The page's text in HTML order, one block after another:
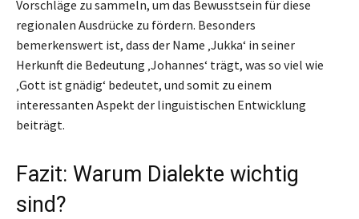
Vorschläge zu sammeln, um das Bewusstsein für diese
regionalen Ausdrücke zu fördern. Besonders
bemerkenswert ist, dass der Name ‚Jukka‘ in seiner
Herkunft die Bedeutung ‚Johannes‘ trägt, was so viel wie
‚Gott ist gnädig‘ bedeutet, und somit zu einem
interessanten Aspekt der linguistischen Entwicklung
beiträgt.
Fazit: Warum Dialekte wichtig
sind?